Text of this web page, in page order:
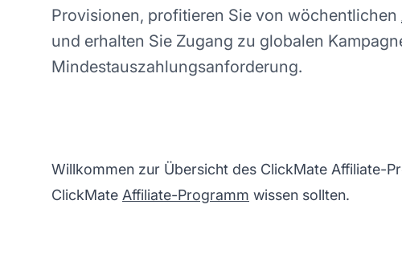
Provisionen, profitieren Sie von wöchentlichen
und erhalten Sie Zugang zu globalen
Mindestauszahlungsanforderung.
Willkommen zur Übersicht des ClickMate Affiliate-
ClickMate Affiliate-Programm wissen sollten.